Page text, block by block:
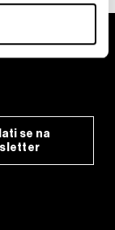
ili povučete
d.o.o. i
u
ažurirati
se na